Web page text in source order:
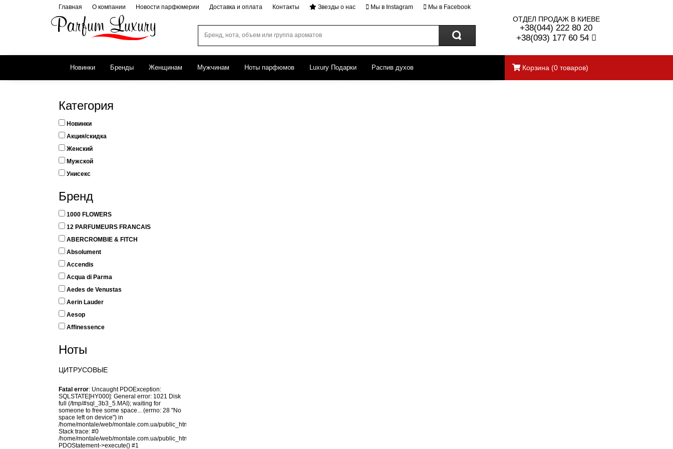
Главная О компании Новости парфюмерии Доставка и оплата Контакты Звезды о нас Мы в Instagram Мы в Facebook
ОТДЕЛ ПРОДАЖ В КИЕВЕ
+38(044) 222 80 20
+38(093) 177 60 54
Новинки Бренды Женщинам Мужчинам Ноты парфюмов Luxury Подарки Распив духов Корзина (0 товаров)
Категория
Новинки
Акция/скидка
Женский
Мужской
Унисекс
Бренд
1000 FLOWERS
12 PARFUMEURS FRANCAIS
ABERCROMBIE & FITCH
Absolument
Accendis
Acqua di Parma
Aedes de Venustas
Aerin Lauder
Aesop
Affinessence
Agonist
AK France
Akro
Al-Jazeera Perfumes
Alaia
Alain Delon
Ноты
ЦИТРУСОВЫЕ
Fatal error: Uncaught PDOException:
SQLSTATE[HY000]: General error: 1021 Disk
full (/tmp/#sql_3b3_5.MAI); waiting for
someone to free some space... (errno: 28 "No
space left on device") in
/home/montale/web/montale.com.ua/public_html/sort_panel.php:99
Stack trace: #0
/home/montale/web/montale.com.ua/public_html/sort_panel.php(99):
PDOStatement->execute() #1